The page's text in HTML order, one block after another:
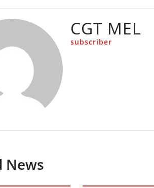
CGT MEL
subscriber
News